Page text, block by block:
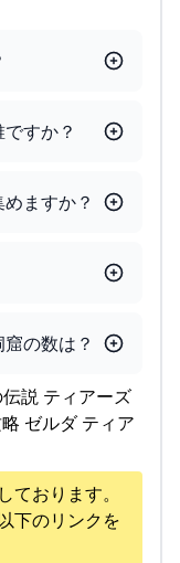
すか？
ますか？
の数は？
説 ティアーズ
ゼルダ ティア
おります。
下のリンクを